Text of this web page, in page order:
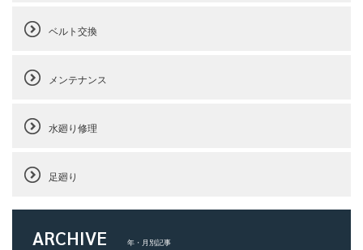
ベルト交換
メンテナンス
水廻り修理
足廻り
ARCHIVE 年・月別記事